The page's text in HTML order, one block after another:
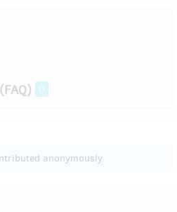
0
anonymously